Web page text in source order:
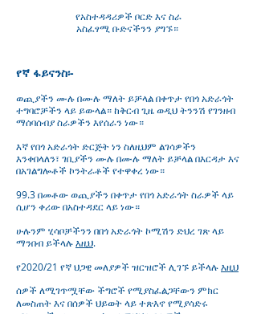
የአስተዳዳሪዎች ቦርድ እና ስራ
አስፈፃሚ ቡድናችንን ያግኙ።
የኛ ፋይናንስ፡-
ወጪያችን ሙሉ በሙሉ ማለት ይቻላል በቀጥታ የበጎ አድራጎት
ተግባሮቻችን ላይ ይውላል። ከቅርብ ጊዜ ወዲህ ትንንሽ የገንዘብ
ማሰባሰብያ ስራዎችን እየሰራን ነው።
እኛ የበጎ አድራጎት ድርጅት ነን ስለዚህም ልገሳዎችን
እንቀበላለን፣ ገቢያችን ሙሉ በሙሉ ማለት ይቻላል በእርዳታ እና
በአገልግሎቶች ኮንትራቶች የተዋቀረ ነው።
99.3 በመቶው ወጪያችን በቀጥታ የበጎ አድራጎት ስራዎች ላይ
ሲሆን ቀሪው በአስተዳደር ላይ ነው።
ሁሉንም ሂሳቦቻችንን በበጎ አድራጎት ኮሚሽን ድህረ ገጽ ላይ
ማንበብ ይችላሉእዚህ.
የ2020/21 የኛ ህጋዊ መለያዎች ዝርዝሮች ሊገኙ ይችላሉእዚህ
ሰዎች ለሚገጥሟቸው ችግሮች የሚያስፈልጋቸውን ምክር
ለመስጠት እና በሰዎች ህይወት ላይ ተጽእኖ የሚያሳድሩ